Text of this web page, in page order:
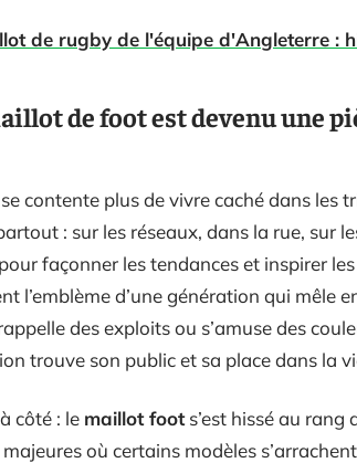
de rugby de l'équipe d'Angleterre :
de foot est devenu une
contente plus de vivre caché dans les
: sur les réseaux, dans la rue, sur
façonner les tendances et inspirer
l’emblème d’une génération qui mêle
des exploits ou s’amuse des
trouve son public et sa place dans la
côté : le maillot foots’est hissé au rang
où certains modèles